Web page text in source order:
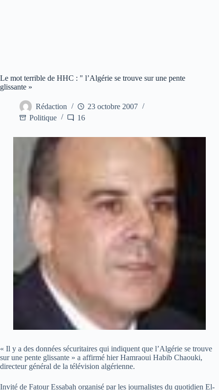
Le mot terrible de HHC : " l’Algérie se trouve sur une pente
glissante »
Rédaction
23 octobre 2007
Politique
16
« Il y a des données sécuritaires qui indiquent que l’Algérie se trouve
sur une pente glissante » a affirmé hier Hamraoui Habib Chaouki,
directeur général de la télévision algérienne.
Invité de Fatour Essabah organisé par les journalistes du quotidien El-